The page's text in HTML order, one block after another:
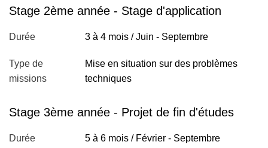
Stage 2ème année - Stage d'application
Durée 3 à 4 mois / Juin - Septembre
Type de
missions
Mise en situation sur des problèmes
techniques
Stage 3ème année - Projet de fin d'études
Durée 5 à 6 mois / Février - Septembre